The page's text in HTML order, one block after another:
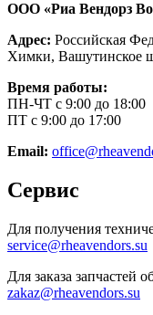
ООО «Риа Вендорз
Адрес: Российская
Химки, Вашутинское
Время работы:
ПН-ЧТ с 9:00 до 18:00
ПТ с 9:00 до 17:00
Email:
Сервис
Для получения
service@rheavendors.su
Для заказа запчастей
zakaz@rheavendors.su